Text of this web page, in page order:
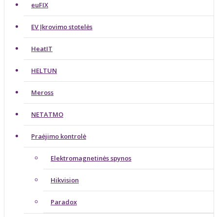
euFIX
EV Įkrovimo stotelės
HeatIT
HELTUN
Meross
NETATMO
Praėjimo kontrolė
Elektromagnetinės spynos
Hikvision
Paradox